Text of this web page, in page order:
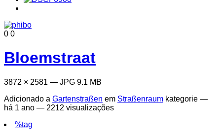
0 0
Bloemstraat
3872 × 2581 — JPG 9.1 MB
Adicionado a Gartenstraßen em Straßenraum kategorie —
há 1 ano — 2212 visualizações
%tag